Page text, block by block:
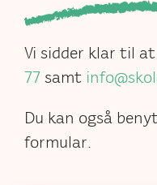
Vi sidder klar til
77 samt
Du kan også
formular.